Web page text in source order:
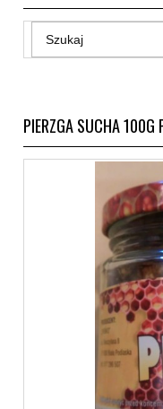
PIERZGA SUCHA 100G